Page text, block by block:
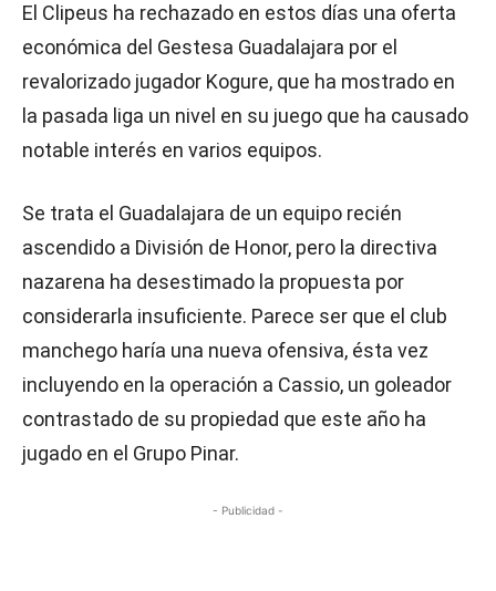
El Clipeus ha rechazado en estos días una oferta
económica del Gestesa Guadalajara por el
revalorizado jugador Kogure, que ha mostrado en
la pasada liga un nivel en su juego que ha causado
notable interés en varios equipos.
Se trata el Guadalajara de un equipo recién
ascendido a División de Honor, pero la directiva
nazarena ha desestimado la propuesta por
considerarla insuficiente. Parece ser que el club
manchego haría una nueva ofensiva, ésta vez
incluyendo en la operación a Cassio, un goleador
contrastado de su propiedad que este año ha
jugado en el Grupo Pinar.
- Publicidad -